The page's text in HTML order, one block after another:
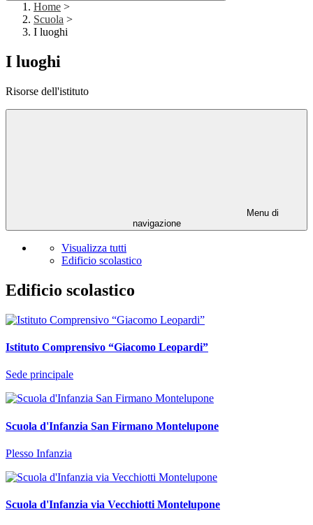
Home >
Scuola >
I luoghi
I luoghi
Risorse dell'istituto
Menu di
navigazione
Visualizza tutti
Edificio scolastico
Edificio scolastico
Istituto Comprensivo “Giacomo Leopardi”
Sede principale
Scuola d'Infanzia San Firmano Montelupone
Plesso Infanzia
Scuola d'Infanzia via Vecchiotti Montelupone